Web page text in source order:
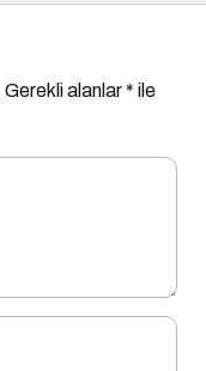
Gerekli alanlar* ile